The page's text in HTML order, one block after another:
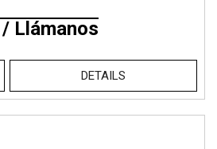
Llámanos
DETAILS